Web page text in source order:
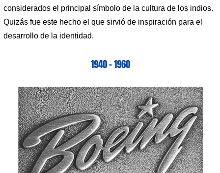
considerados el principal símbolo de la cultura de los indios.
Quizás fue este hecho el que sirvió de inspiración para el
desarrollo de la identidad.
1940 – 1960